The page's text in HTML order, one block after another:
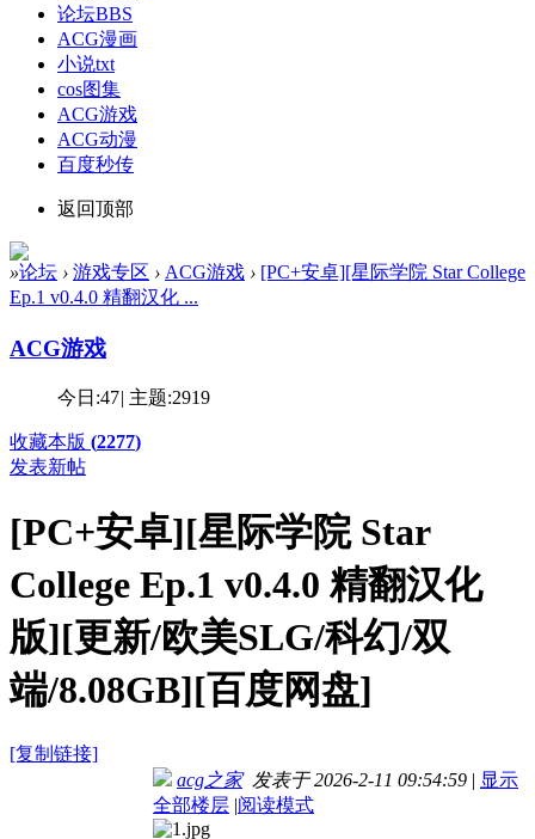
论坛BBS
ACG漫画
小说txt
cos图集
ACG游戏
ACG动漫
百度秒传
返回顶部
»论坛 › 游戏专区 › ACG游戏 › [PC+安卓][星际学院 Star College
Ep.1 v0.4.0 精翻汉化 ...
ACG游戏
今日:47| 主题:2919
收藏本版 (2277)
发表新帖
[PC+安卓][星际学院 Star
College Ep.1 v0.4.0 精翻汉化
版][更新/欧美SLG/科幻/双
端/8.08GB][百度网盘]
[复制链接]
acg之家发表于 2026-2-11 09:54:59 | 显示
全部楼层 |阅读模式